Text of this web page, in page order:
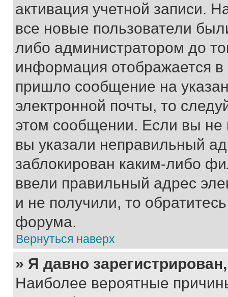
активация учетной записи.
все новые пользователи
либо администратором до
информация отображается
пришло сообщение на
электронной почты, то
этом сообщении. Если вы
вы указали неправильный
заблокирован каким-либо
ввели правильный адрес
и не получили, то
форума.
Вернуться наверх
» Я давно
Наиболее вероятные